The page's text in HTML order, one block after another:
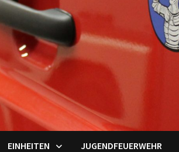
EINHEITEN JUGENDFEUERWEHR